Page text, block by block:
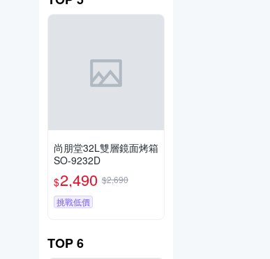
尚朋堂32L雙層鏡面烤箱
SO-9232D
$2,490 $2,690
挑戰低價
TOP6